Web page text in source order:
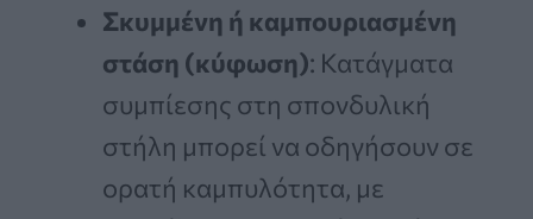
Σκυμμένη ή καμπουριασμένη
στάση (κύφωση): Κατάγματα
συμπίεσης στη σπονδυλική
στήλη μπορεί να οδηγήσουν σε
ορατή καμπυλότητα, με